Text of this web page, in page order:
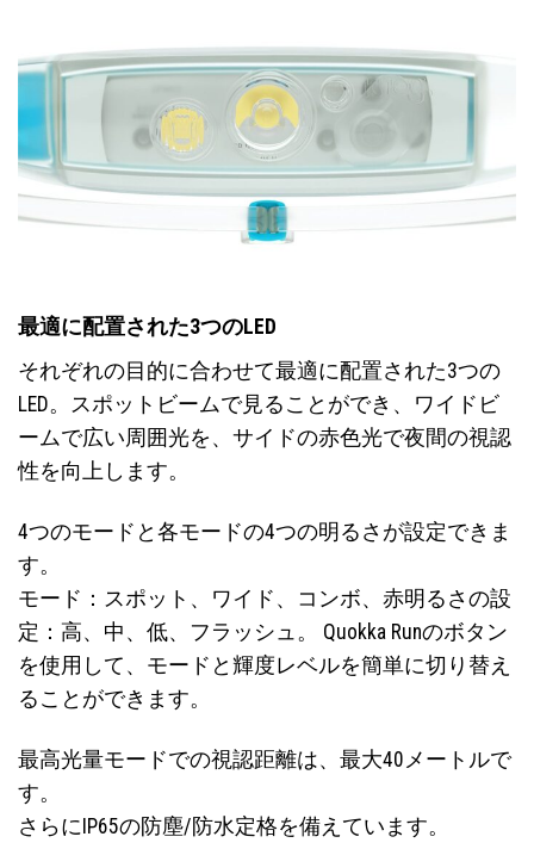
最適に配置された3つのLED
それぞれの目的に合わせて最適に配置された3つの
LED。スポットビームで見ることができ、ワイドビ
ームで広い周囲光を、サイドの赤色光で夜間の視認
性を向上します。
4つのモードと各モードの4つの明るさが設定できま
す。
モード：スポット、ワイド、コンボ、赤明るさの設
定：高、中、低、フラッシュ。 Quokka Runのボタン
を使用して、モードと輝度レベルを簡単に切り替え
ることができます。
最高光量モードでの視認距離は、最大40メートルで
す。
さらにIP65の防塵/防水定格を備えています。